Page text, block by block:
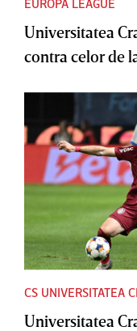
Universitatea
contra celor de
CS UNIVERSITATEA
Universitatea